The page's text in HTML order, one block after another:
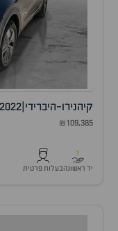
קיהנירו-היברידי 2022
₪109,385
1
יד ראשונהבעלות פרטית